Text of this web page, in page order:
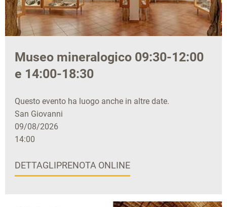
Museo mineralogico 09:30-12:00
e 14:00-18:30
Questo evento ha luogo anche in altre date.
San Giovanni
09/08/2026
14:00
DETTAGLIPRENOTA ONLINE